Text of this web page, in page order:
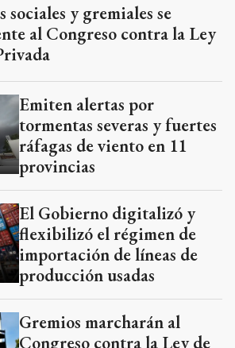
sociales y gremiales se
al Congreso contra la Ley
Emiten alertas por
tormentas severas y fuertes
ráfagas de viento en 11
provincias
El Gobierno digitalizó y
flexibilizó el régimen de
importación de líneas de
producción usadas
Gremios marcharán al
Congreso contra la Ley de